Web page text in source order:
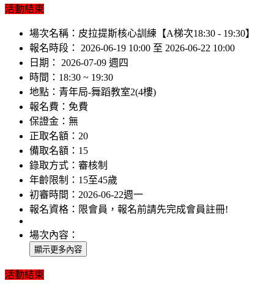
活動結束
場次名稱： 皮拉提斯核心訓練【A梯次18:30 - 19:30】
報名時段：
2026-06-19 10:00 至 2026-06-22 10:00
日期：
2026-07-09 週四
時間： 18:30 ~ 19:30
地點： 青年局-舞蹈教室2(4樓)
報名費： 免費
保證金： 無
正取名額： 20
備取名額： 15
錄取方式： 審核制
年齡限制： 15至45歲
初審時間： 2026-06-22週一
報名資格： 限會員，報名前請先完成會員註冊!
場次內容：
活動結束